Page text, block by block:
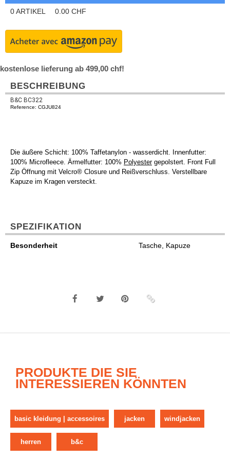
0ARTIKEL 0.00 CHF
kostenlose lieferung ab 499,00 chf!
BESCHREIBUNG
B&C BC322
Reference: CGJU824
Die äußere Schicht: 100% Taffetanylon - wasserdicht. Innenfutter:
100% Microfleece. Ärmelfutter: 100% Polyestergepolstert. Front Full
Zip Öffnung mit Velcro® Closure und Reißverschluss. Verstellbare
Kapuze im Kragen versteckt.
SPEZIFIKATION
Besonderheit Tasche, Kapuze
PRODUKTE DIE SIE
INTERESSIEREN KÖNNTEN
basic kleidung | accessoires jacken windjacken
herren b&c